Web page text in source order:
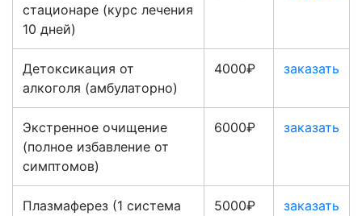
стационаре (курс лечения
10 дней)
Детоксикация от
алкоголя (амбулаторно)
4000₽ заказать
Экстренное очищение
(полное избавление от
симптомов)
6000₽ заказать
Плазмаферез (1 система
5000₽ заказать